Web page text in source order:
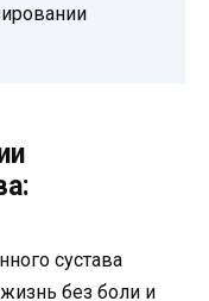
сустава
без боли и